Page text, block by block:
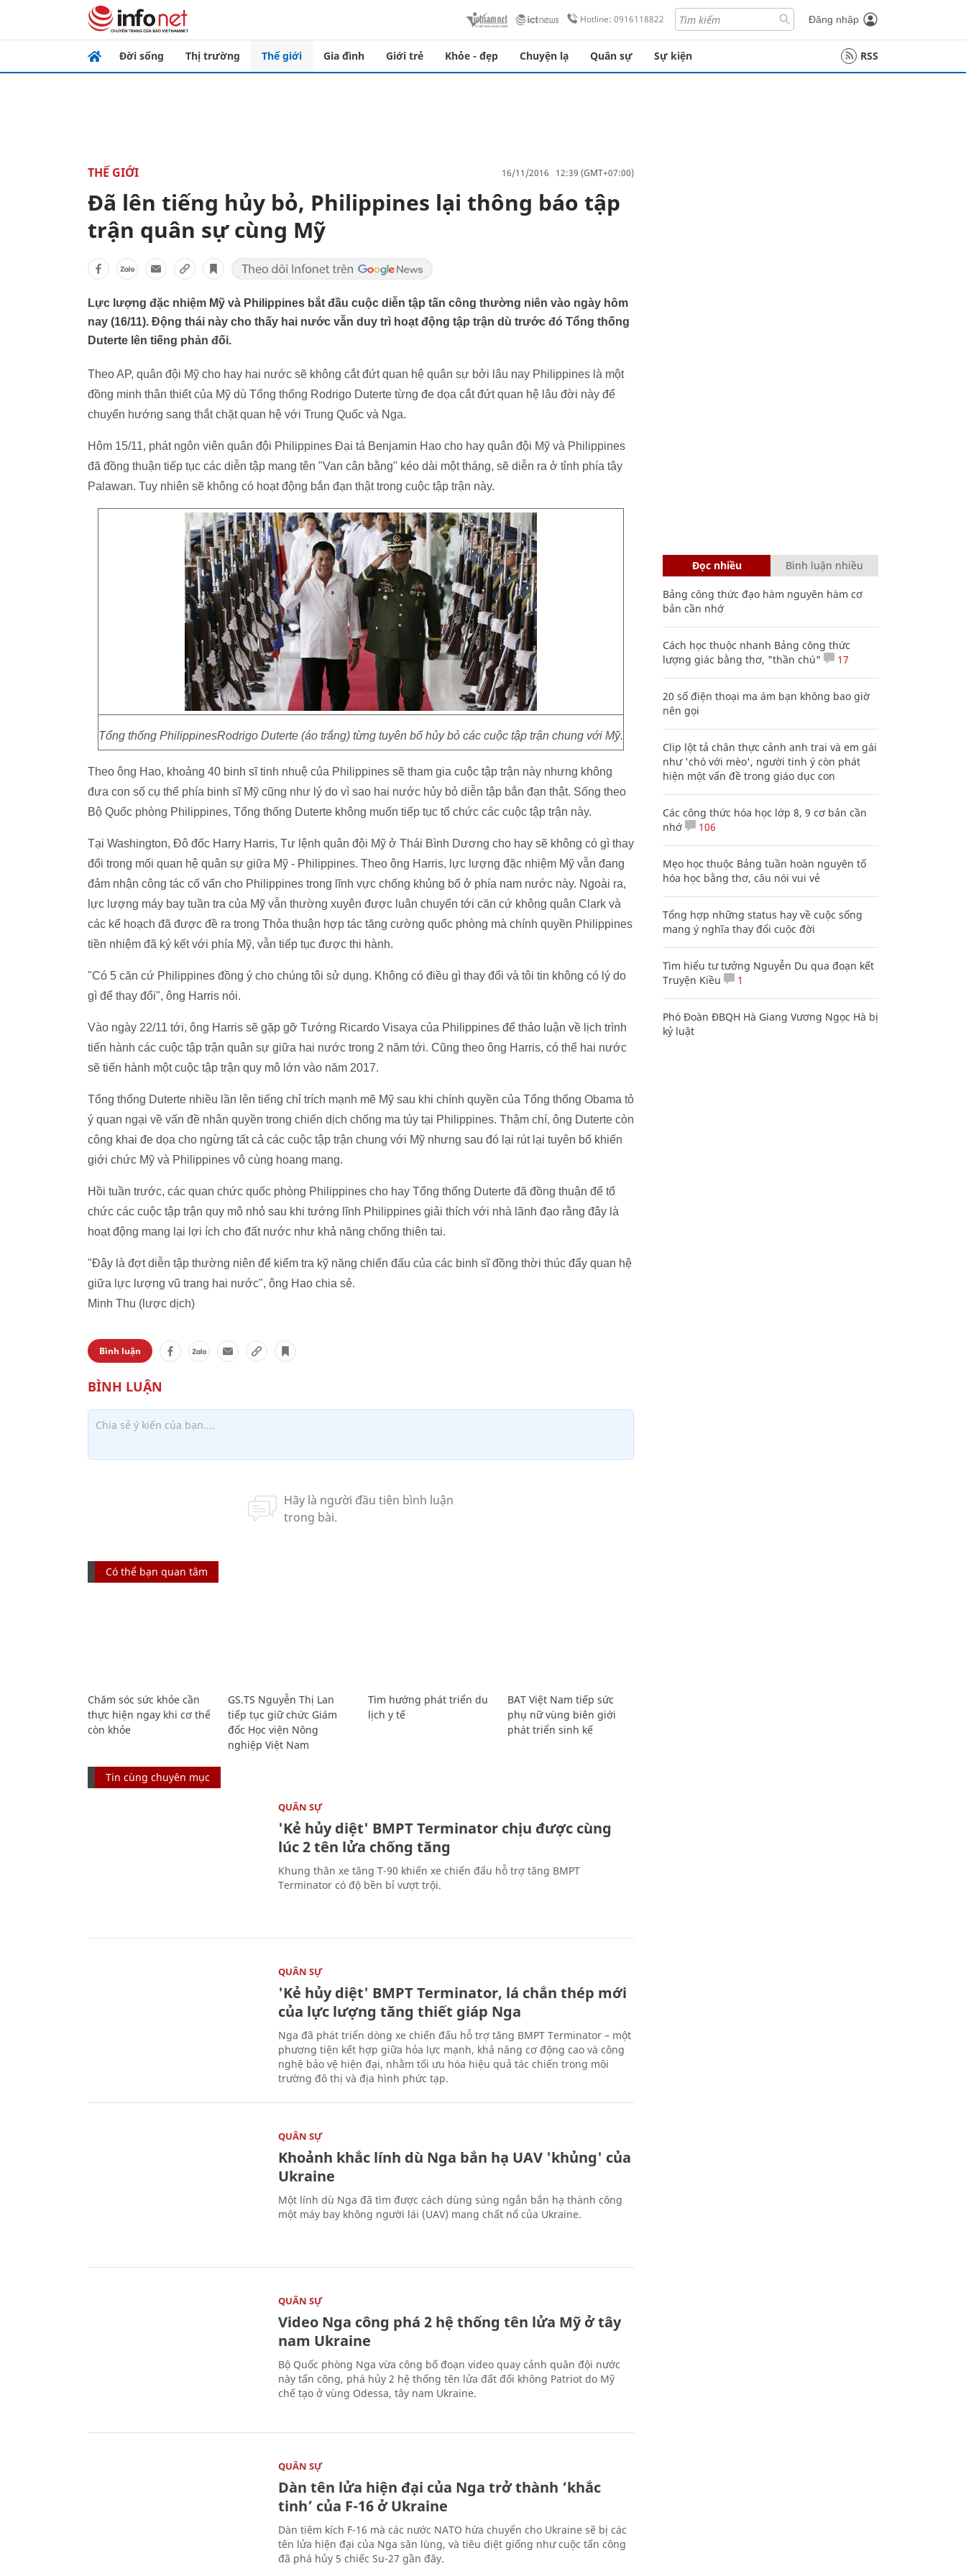
Hotline: 0916118822 Đăng nhập
Đời sống Thị trường Thế giới Gia đình Giới trẻ Khỏe - đẹp Chuyện lạ Quân sự Sự kiện RSS
THẾ GIỚI 16/11/2016 12:39 (GMT+07:00)
Đã lên tiếng hủy bỏ, Philippines lại thông báo tập
trận quân sự cùng Mỹ
Lực lượng đặc nhiệm Mỹ và Philippines bắt đầu cuộc diễn tập tấn công thường niên vào ngày hôm
nay (16/11). Động thái này cho thấy hai nước vẫn duy trì hoạt động tập trận dù trước đó Tổng thống
Duterte lên tiếng phản đối.
Theo AP, quân đội Mỹ cho hay hai nước sẽ không cắt đứt quan hệ quân sự bởi lâu nay Philippines là một
đồng minh thân thiết của Mỹ dù Tổng thống Rodrigo Duterte từng đe dọa cắt đứt quan hệ lâu đời này để
chuyển hướng sang thắt chặt quan hệ với Trung Quốc và Nga.
Hôm 15/11, phát ngôn viên quân đội Philippines Đại tá Benjamin Hao cho hay quân đội Mỹ và Philippines
đã đồng thuận tiếp tục các diễn tập mang tên "Van cân bằng" kéo dài một tháng, sẽ diễn ra ở tỉnh phía tây
Palawan. Tuy nhiên sẽ không có hoạt động bắn đạn thật trong cuộc tập trận này.
Tổng thống PhilippinesRodrigo Duterte (áo trắng) từng tuyên bố hủy bỏ các cuộc tập trận chung với Mỹ.
Theo ông Hao, khoảng 40 binh sĩ tinh nhuệ của Philippines sẽ tham gia cuộc tập trận này nhưng không
đưa con số cụ thể phía binh sĩ Mỹ cũng như lý do vì sao hai nước hủy bỏ diễn tập bắn đạn thật. Sống theo
Bộ Quốc phòng Philippines, Tổng thống Duterte không muốn tiếp tục tổ chức các cuộc tập trận này.
Tại Washington, Đô đốc Harry Harris, Tư lệnh quân đội Mỹ ở Thái Bình Dương cho hay sẽ không có gì thay
đổi trong mối quan hệ quân sự giữa Mỹ - Philippines. Theo ông Harris, lực lượng đặc nhiệm Mỹ vẫn đang
đảm nhận công tác cố vấn cho Philippines trong lĩnh vực chống khủng bố ở phía nam nước này. Ngoài ra,
lực lượng máy bay tuần tra của Mỹ vẫn thường xuyên được luân chuyển tới căn cứ không quân Clark và
các kế hoạch đã được đề ra trong Thỏa thuận hợp tác tăng cường quốc phòng mà chính quyền Philippines
tiền nhiệm đã ký kết với phía Mỹ, vẫn tiếp tục được thi hành.
"Có 5 căn cứ Philippines đồng ý cho chúng tôi sử dụng. Không có điều gì thay đổi và tôi tin không có lý do
gì để thay đổi", ông Harris nói.
Vào ngày 22/11 tới, ông Harris sẽ gặp gỡ Tướng Ricardo Visaya của Philippines để thảo luận về lịch trình
tiến hành các cuộc tập trận quân sự giữa hai nước trong 2 năm tới. Cũng theo ông Harris, có thể hai nước
sẽ tiến hành một cuộc tập trận quy mô lớn vào năm 2017.
Tổng thống Duterte nhiều lần lên tiếng chỉ trích mạnh mẽ Mỹ sau khi chính quyền của Tổng thống Obama tỏ
ý quan ngại về vấn đề nhân quyền trong chiến dịch chống ma túy tại Philippines. Thậm chí, ông Duterte còn
công khai đe dọa cho ngừng tất cả các cuộc tập trận chung với Mỹ nhưng sau đó lại rút lại tuyên bố khiến
giới chức Mỹ và Philippines vô cùng hoang mang.
Hồi tuần trước, các quan chức quốc phòng Philippines cho hay Tổng thống Duterte đã đồng thuận để tổ
chức các cuộc tập trận quy mô nhỏ sau khi tướng lĩnh Philippines giải thích với nhà lãnh đạo rằng đây là
hoạt động mang lại lợi ích cho đất nước như khả năng chống thiên tai.
"Đây là đợt diễn tập thường niên để kiểm tra kỹ năng chiến đấu của các binh sĩ đồng thời thúc đẩy quan hệ
giữa lực lượng vũ trang hai nước", ông Hao chia sẻ.
Minh Thu (lược dịch)
Bình luận
Có thể bạn quan tâm
Chăm sóc sức khỏe cần
thực hiện ngay khi cơ thể
còn khỏe
GS.TS Nguyễn Thị Lan
tiếp tục giữ chức Giám
đốc Học viện Nông
nghiệp Việt Nam
Tìm hướng phát triển du
lịch y tế
BAT Việt Nam tiếp sức
phụ nữ vùng biên giới
phát triển sinh kế
Tin cùng chuyên mục
QUÂN SỰ
'Kẻ hủy diệt' BMPT Terminator chịu được cùng
lúc 2 tên lửa chống tăng
Khung thân xe tăng T-90 khiến xe chiến đấu hỗ trợ tăng BMPT
Terminator có độ bền bỉ vượt trội.
QUÂN SỰ
'Kẻ hủy diệt' BMPT Terminator, lá chắn thép mới
của lực lượng tăng thiết giáp Nga
Nga đã phát triển dòng xe chiến đấu hỗ trợ tăng BMPT Terminator – một
phương tiện kết hợp giữa hỏa lực mạnh, khả năng cơ động cao và công
nghệ bảo vệ hiện đại, nhằm tối ưu hóa hiệu quả tác chiến trong môi
trường đô thị và địa hình phức tạp.
QUÂN SỰ
Khoảnh khắc lính dù Nga bắn hạ UAV 'khủng' của
Ukraine
Một lính dù Nga đã tìm được cách dùng súng ngắn bắn hạ thành công
một máy bay không người lái (UAV) mang chất nổ của Ukraine.
QUÂN SỰ
Video Nga công phá 2 hệ thống tên lửa Mỹ ở tây
nam Ukraine
Bộ Quốc phòng Nga vừa công bố đoạn video quay cảnh quân đội nước
này tấn công, phá hủy 2 hệ thống tên lửa đất đối không Patriot do Mỹ
chế tạo ở vùng Odessa, tây nam Ukraine.
QUÂN SỰ
Dàn tên lửa hiện đại của Nga trở thành ‘khắc
tinh’ của F-16 ở Ukraine
Dàn tiêm kích F-16 mà các nước NATO hứa chuyển cho Ukraine sẽ bị các
tên lửa hiện đại của Nga săn lùng, và tiêu diệt giống như cuộc tấn công
đã phá hủy 5 chiếc Su-27 gần đây.
Đọc nhiều Bình luận nhiều
Bảng công thức đạo hàm nguyên hàm cơ
bản cần nhớ
Cách học thuộc nhanh Bảng công thức
lượng giác bằng thơ, "thần chú"
17
20 số điện thoại ma ám bạn không bao giờ
nên gọi
Clip lột tả chân thực cảnh anh trai và em gái
như 'chó với mèo', người tinh ý còn phát
hiện một vấn đề trong giáo dục con
Các công thức hóa học lớp 8, 9 cơ bản cần
nhớ
106
Mẹo học thuộc Bảng tuần hoàn nguyên tố
hóa học bằng thơ, câu nói vui vẻ
Tổng hợp những status hay về cuộc sống
mang ý nghĩa thay đổi cuộc đời
Tìm hiểu tư tưởng Nguyễn Du qua đoạn kết
Truyện Kiều
1
Phó Đoàn ĐBQH Hà Giang Vương Ngọc Hà bị
kỷ luật